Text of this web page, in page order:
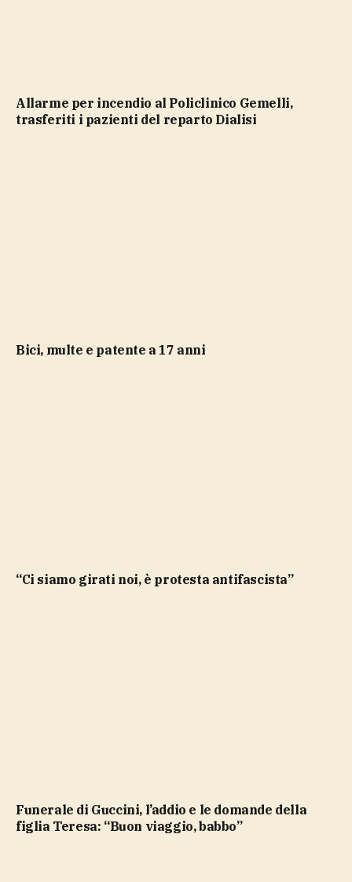
Allarme per incendio al Policlinico Gemelli,
trasferiti i pazienti del reparto Dialisi
bici, multe e patente a 17 anni
“Ci siamo girati noi, è protesta antifascista”
Funerale di Guccini, l’addio e le domande della
figlia Teresa: “Buon viaggio, babbo”